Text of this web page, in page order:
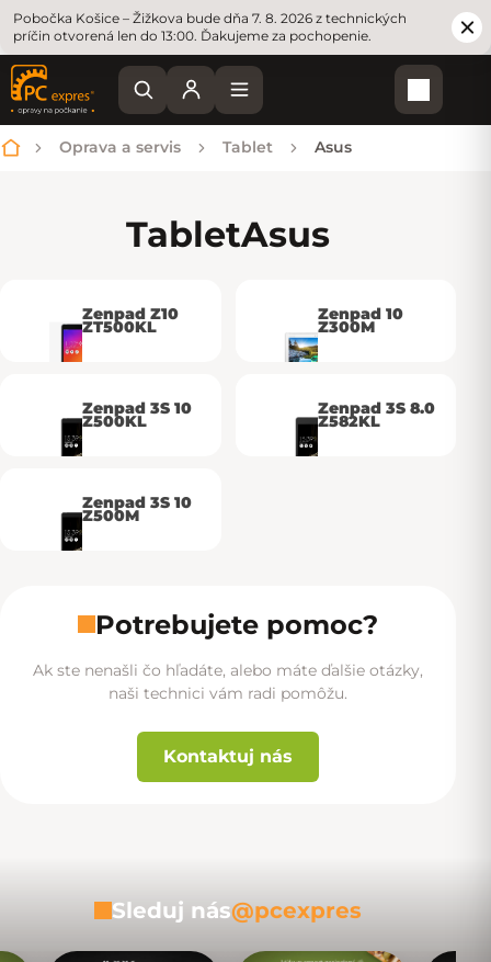
Pobočka Košice – Žižkova bude dňa 7. 8. 2026 z technických
príčin otvorená len do 13:00. Ďakujeme za pochopenie.
Domov
Oprava a servis Tablet Asus
TabletAsus
Zenpad Z10
ZT500KL
Zenpad 10
Z300M
Zenpad 3S 10
Z500KL
Zenpad 3S 8.0
Z582KL
Zenpad 3S 10
Z500M
Potrebujete pomoc?
Ak ste nenašli čo hľadáte, alebo máte ďalšie otázky,
naši technici vám radi pomôžu.
Kontaktuj nás
Sleduj nás@pcexpres